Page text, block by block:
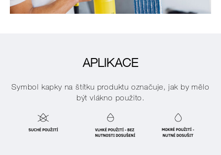
APLIKACE
Symbol kapky na štítku produktu označuje, jak by mělo
být vlákno použito.